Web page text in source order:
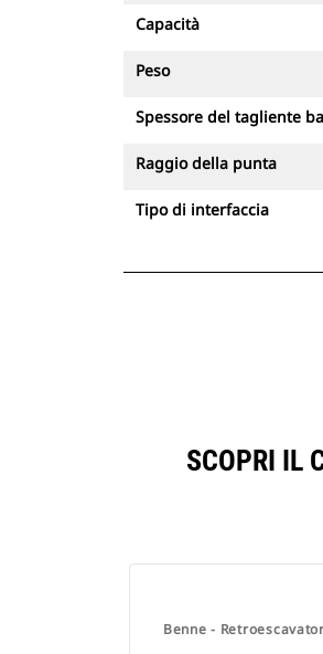
Capacità
Peso
Spessore del tagliente
Raggio della punta
Tipo di interfaccia
SCOPRI IL
Benne -